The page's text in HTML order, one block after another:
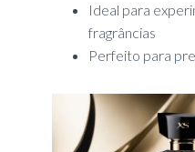
Ideal para
fragrâncias
Perfeito para